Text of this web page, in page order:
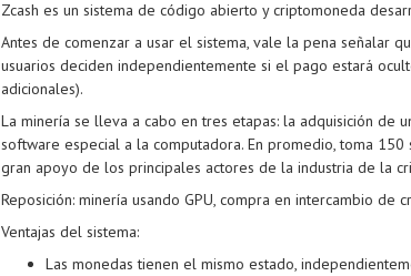
Zcash es un sistema de código abierto y criptomoneda
Antes de comenzar a usar el sistema, vale la pena señalar
usuarios deciden independientemente si el pago estará
adicionales).
La minería se lleva a cabo en tres etapas: la adquisición de
software especial a la computadora. En promedio, toma
gran apoyo de los principales actores de la industria de la
Reposición: minería usando GPU, compra en intercambio de
Ventajas del sistema:
Las monedas tienen el mismo estado,